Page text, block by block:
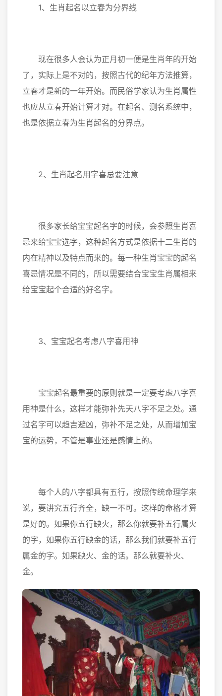
1、生肖起名以立春为分界线
现在很多人会认为正月初一便是生肖年的开始
了，实际上是不对的，按照古代的纪年方法推算，
立春才是新的一年开始。而民俗学家认为生肖属性
也应从立春开始计算才对。在起名、测名系统中，
也是依据立春为生肖起名的分界点。
2、生肖起名用字喜忌要注意
很多家长给宝宝起名字的时候，会参照生肖喜
忌来给宝宝选字，这种起名方式是依据十二生肖的
内在精神以及特点而来的。每一种生肖宝宝的起名
喜忌情况是不同的，所以需要结合宝宝生肖属相来
给宝宝起个合适的好名字。
3、宝宝起名考虑八字喜用神
宝宝起名最重要的原则就是一定要考虑八字喜
用神是什么，这样才能弥补先天八字不足之处。通
过名字可以趋吉避凶，弥补不足之处，从而增加宝
宝的运势，不管是事业还是感情上的。
每个人的八字都具有五行，按照传统命理学来
说，要讲究五行齐全，缺一不可。这样的命格才算
是好的。如果你五行缺火，那么你就要补五行属火
的字，如果你五行缺金的话，那么我们就要补五行
属金的字。如果缺火、金的话。那么就要补火、
金。